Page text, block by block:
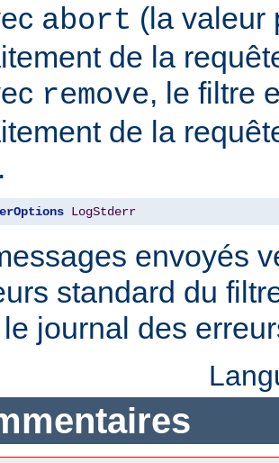
abort (la valeur
de la
remove, le filtre
de la
LogStderr
envoyés
standard du
journal des